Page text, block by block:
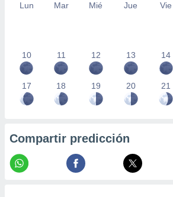
Lun Mar Mié Jue Vie
10 11 12 13 14
17 18 19 20 21
Compartir predicción